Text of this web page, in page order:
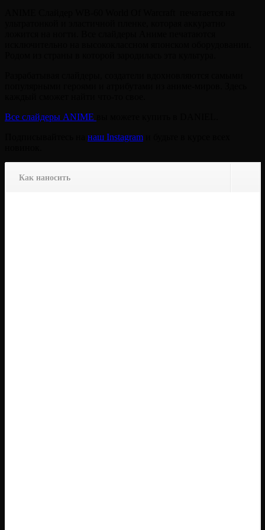
Все слайдеры ANIME
наш Instagram
Как наносить